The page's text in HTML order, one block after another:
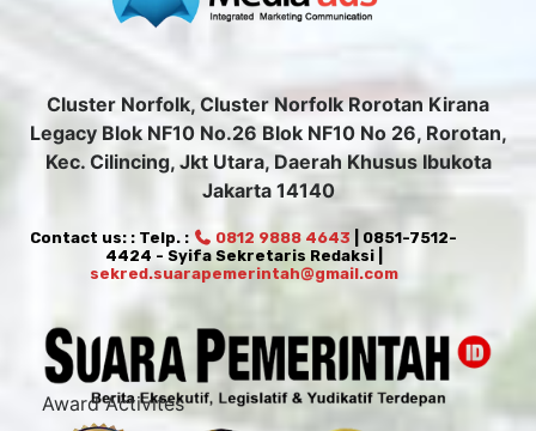
Cluster Norfolk, Cluster Norfolk Rorotan Kirana
Legacy Blok NF10 No.26 Blok NF10 No 26, Rorotan,
Kec. Cilincing, Jkt Utara, Daerah Khusus Ibukota
Jakarta 14140
Contact us: : Telp. : 0812 9888 4643 | 0851-7512-
4424 - Syifa Sekretaris Redaksi |
sekred.suarapemerintah@gmail.com
Award Activites